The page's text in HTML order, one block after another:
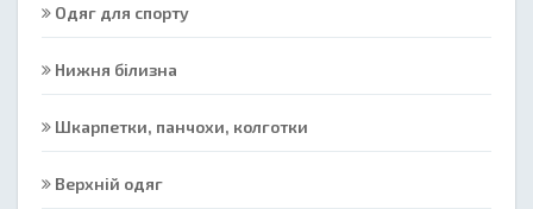
Одяг для спорту
Нижня білизна
Шкарпетки, панчохи, колготки
Верхній одяг